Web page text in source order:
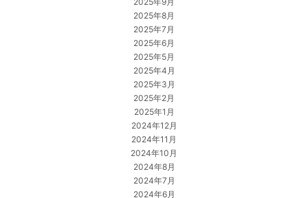
2025年8月
2025年7月
2025年6月
2025年5月
2025年4月
2025年3月
2025年2月
2025年1月
2024年12月
2024年11月
2024年10月
2024年8月
2024年7月
2024年6月